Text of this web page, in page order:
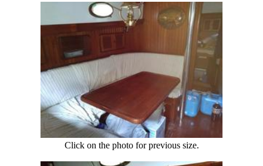
Click on the photo for previous size.